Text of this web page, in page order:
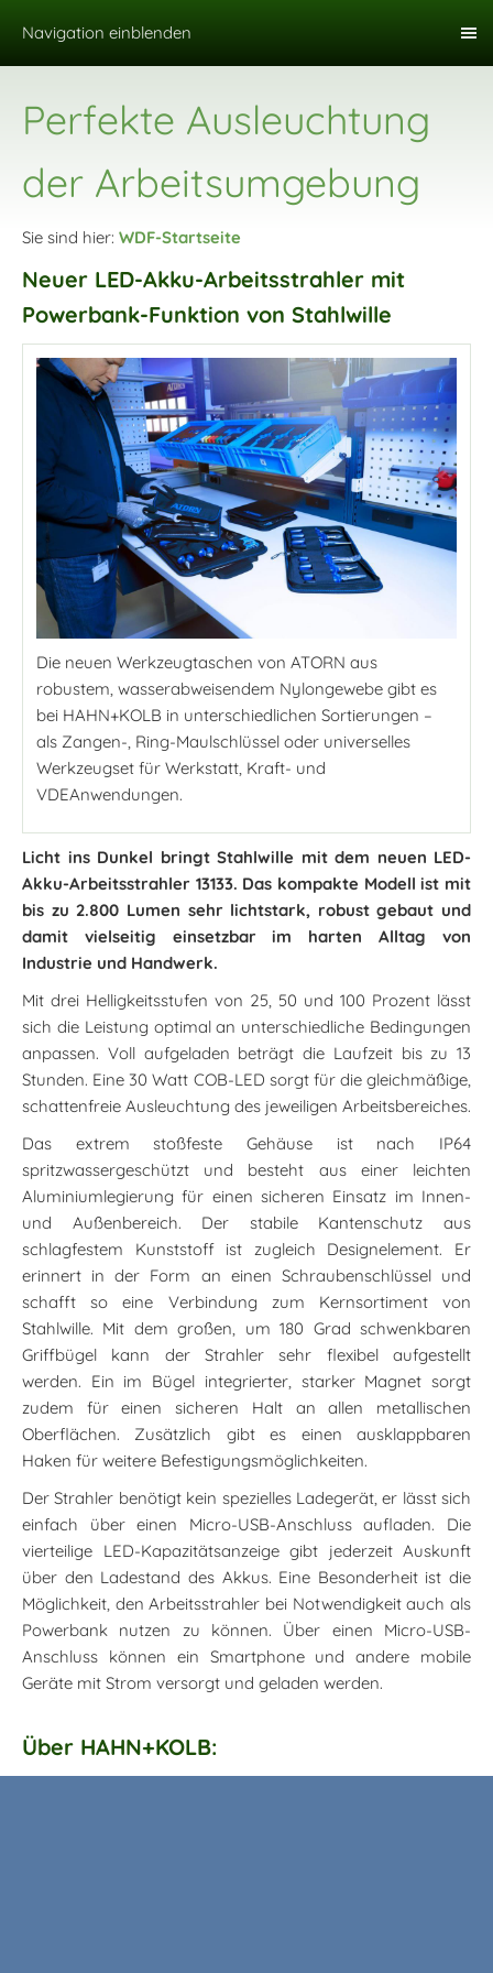
Navigation einblenden
Perfekte Ausleuchtung
der Arbeitsumgebung
Sie sind hier: WDF-Startseite
Neuer LED-Akku-Arbeitsstrahler mit
Powerbank-Funktion von Stahlwille
Die neuen Werkzeugtaschen von ATORN aus
robustem, wasserabweisendem Nylongewebe gibt es
bei HAHN+KOLB in unterschiedlichen Sortierungen –
als Zangen-, Ring-Maulschlüssel oder universelles
Werkzeugset für Werkstatt, Kraft- und
VDEAnwendungen.
Licht ins Dunkel bringt Stahlwille mit dem neuen LED-
Akku-Arbeitsstrahler 13133. Das kompakte Modell ist mit
bis zu 2.800 Lumen sehr lichtstark, robust gebaut und
damit vielseitig einsetzbar im harten Alltag von
Industrie und Handwerk.
Mit drei Helligkeitsstufen von 25, 50 und 100 Prozent lässt
sich die Leistung optimal an unterschiedliche Bedingungen
anpassen. Voll aufgeladen beträgt die Laufzeit bis zu 13
Stunden. Eine 30 Watt COB-LED sorgt für die gleichmäßige,
schattenfreie Ausleuchtung des jeweiligen Arbeitsbereiches.
Das extrem stoßfeste Gehäuse ist nach IP64
spritzwassergeschützt und besteht aus einer leichten
Aluminiumlegierung für einen sicheren Einsatz im Innen-
und Außenbereich. Der stabile Kantenschutz aus
schlagfestem Kunststoff ist zugleich Designelement. Er
erinnert in der Form an einen Schraubenschlüssel und
schafft so eine Verbindung zum Kernsortiment von
Stahlwille. Mit dem großen, um 180 Grad schwenkbaren
Griffbügel kann der Strahler sehr flexibel aufgestellt
werden. Ein im Bügel integrierter, starker Magnet sorgt
zudem für einen sicheren Halt an allen metallischen
Oberflächen. Zusätzlich gibt es einen ausklappbaren
Haken für weitere Befestigungsmöglichkeiten.
Der Strahler benötigt kein spezielles Ladegerät, er lässt sich
einfach über einen Micro-USB-Anschluss aufladen. Die
vierteilige LED-Kapazitätsanzeige gibt jederzeit Auskunft
über den Ladestand des Akkus. Eine Besonderheit ist die
Möglichkeit, den Arbeitsstrahler bei Notwendigkeit auch als
Powerbank nutzen zu können. Über einen Micro-USB-
Anschluss können ein Smartphone und andere mobile
Geräte mit Strom versorgt und geladen werden.
Über HAHN+KOLB: